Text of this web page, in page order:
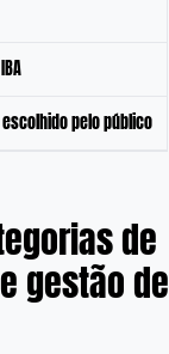
pelo público
de
gestão de